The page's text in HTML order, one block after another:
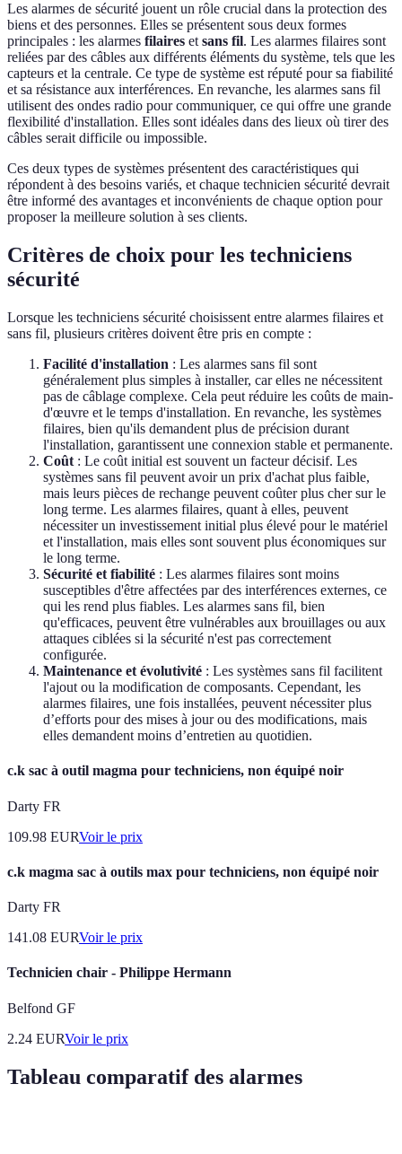
Les alarmes de sécurité jouent un rôle crucial dans la protection des
biens et des personnes. Elles se présentent sous deux formes
principales : les alarmes filaires et sans fil. Les alarmes filaires sont
reliées par des câbles aux différents éléments du système, tels que les
capteurs et la centrale. Ce type de système est réputé pour sa fiabilité
et sa résistance aux interférences. En revanche, les alarmes sans fil
utilisent des ondes radio pour communiquer, ce qui offre une grande
flexibilité d'installation. Elles sont idéales dans des lieux où tirer des
câbles serait difficile ou impossible.
Ces deux types de systèmes présentent des caractéristiques qui
répondent à des besoins variés, et chaque technicien sécurité devrait
être informé des avantages et inconvénients de chaque option pour
proposer la meilleure solution à ses clients.
Critères de choix pour les techniciens
sécurité
Lorsque les techniciens sécurité choisissent entre alarmes filaires et
sans fil, plusieurs critères doivent être pris en compte :
Facilité d'installation : Les alarmes sans fil sont
généralement plus simples à installer, car elles ne nécessitent
pas de câblage complexe. Cela peut réduire les coûts de main-
d'œuvre et le temps d'installation. En revanche, les systèmes
filaires, bien qu'ils demandent plus de précision durant
l'installation, garantissent une connexion stable et permanente.
Coût : Le coût initial est souvent un facteur décisif. Les
systèmes sans fil peuvent avoir un prix d'achat plus faible,
mais leurs pièces de rechange peuvent coûter plus cher sur le
long terme. Les alarmes filaires, quant à elles, peuvent
nécessiter un investissement initial plus élevé pour le matériel
et l'installation, mais elles sont souvent plus économiques sur
le long terme.
Sécurité et fiabilité : Les alarmes filaires sont moins
susceptibles d'être affectées par des interférences externes, ce
qui les rend plus fiables. Les alarmes sans fil, bien
qu'efficaces, peuvent être vulnérables aux brouillages ou aux
attaques ciblées si la sécurité n'est pas correctement
configurée.
Maintenance et évolutivité : Les systèmes sans fil facilitent
l'ajout ou la modification de composants. Cependant, les
alarmes filaires, une fois installées, peuvent nécessiter plus
d’efforts pour des mises à jour ou des modifications, mais
elles demandent moins d’entretien au quotidien.
c.k sac à outil magma pour techniciens, non équipé noir
Darty FR
109.98 EURVoir le prix
c.k magma sac à outils max pour techniciens, non équipé noir
Darty FR
141.08 EURVoir le prix
Technicien chair - Philippe Hermann
Belfond GF
2.24 EURVoir le prix
Tableau comparatif des alarmes